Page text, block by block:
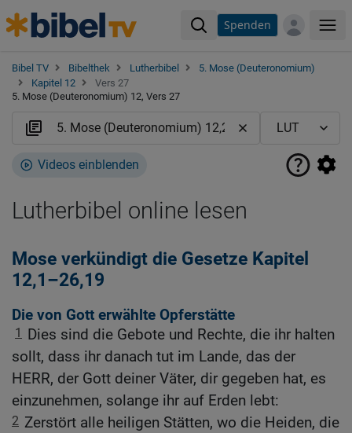
Spenden
Bibel TV Bibelthek Lutherbibel
5. Mose (Deuteronomium)
Kapitel 12
Vers 27
5. Mose (Deuteronomium) 12, Vers 27
Videos einblenden
Lutherbibel online lesen
Mose verkündigt die Gesetze Kapitel
12,1–26,19
Die von Gott erwählte Opferstätte
1
Dies sind die Gebote und Rechte, die ihr halten
sollt, dass ihr danach tut im Lande, das der
HERR, der Gott deiner Väter, dir gegeben hat, es
einzunehmen, solange ihr auf Erden lebt:
2 Zerstört alle heiligen Stätten, wo die Heiden, die